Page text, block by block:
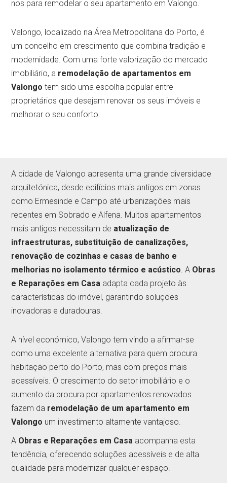
nos para remodelar o seu apartamento em Valongo.
Valongo, localizado na Área Metropolitana do Porto, é
um concelho em crescimento que combina tradição e
modernidade. Com uma forte valorização do mercado
imobiliário, a remodelação de apartamentos em
Valongo tem sido uma escolha popular entre
proprietários que desejam renovar os seus imóveis e
melhorar o seu conforto.
A cidade de Valongo apresenta uma grande diversidade
arquitetónica, desde edifícios mais antigos em zonas
como Ermesinde e Campo até urbanizações mais
recentes em Sobrado e Alfena. Muitos apartamentos
mais antigos necessitam de atualização de
infraestruturas, substituição de canalizações,
renovação de cozinhas e casas de banho e
melhorias no isolamento térmico e acústico. A Obras
e Reparações em Casa adapta cada projeto às
características do imóvel, garantindo soluções
inovadoras e duradouras.
A nível económico, Valongo tem vindo a afirmar-se
como uma excelente alternativa para quem procura
habitação perto do Porto, mas com preços mais
acessíveis. O crescimento do setor imobiliário e o
aumento da procura por apartamentos renovados
fazem da remodelação de um apartamento em
Valongo um investimento altamente vantajoso.
A Obras e Reparações em Casa acompanha esta
tendência, oferecendo soluções acessíveis e de alta
qualidade para modernizar qualquer espaço.